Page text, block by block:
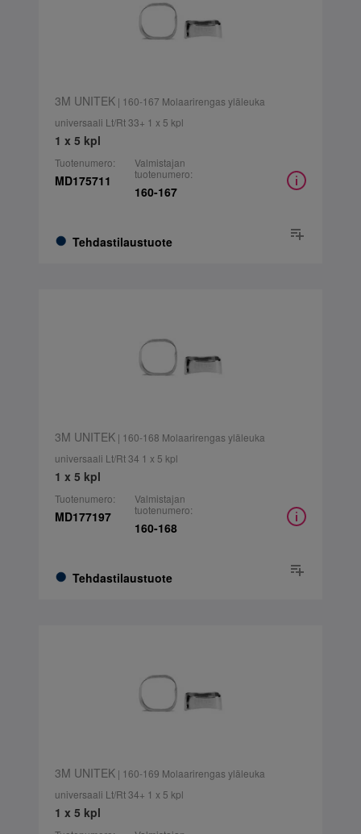
3M UNITEK| 160-167 Molaarirengas yläleuka
universaali Lt/Rt 33+ 1 x 5 kpl
1 x 5 kpl
Tuotenumero:
MD175711
Tehdastilaustuote
Valmistajan
tuotenumero:
160-167
3M UNITEK| 160-168 Molaarirengas yläleuka
universaali Lt/Rt 34 1 x 5 kpl
1 x 5 kpl
Tuotenumero:
MD177197
Tehdastilaustuote
Valmistajan
tuotenumero:
160-168
3M UNITEK| 160-169 Molaarirengas yläleuka
universaali Lt/Rt 34+ 1 x 5 kpl
1 x 5 kpl